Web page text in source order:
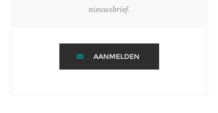
nieuwsbrief.
AANMELDEN